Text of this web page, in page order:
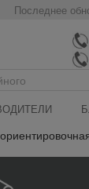
Последнее